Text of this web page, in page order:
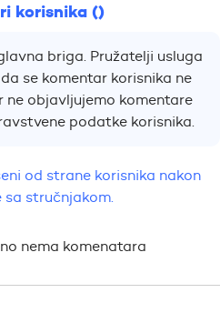
korisnika ()
briga. Pružatelji usluga
se komentar korisnika ne
ne objavljujemo komentare
podatke korisnika.
od strane korisnika nakon
sa stručnjakom.
nema komenatara